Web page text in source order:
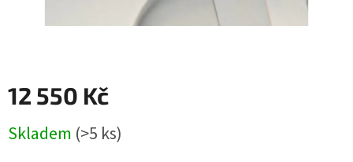
12 550 Kč
cena:
Skladem (>5 ks)